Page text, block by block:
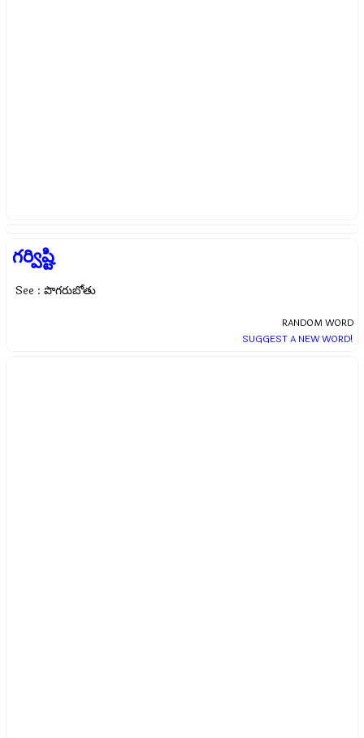
గర్విష్టి
See : పొగరుబోతు
RANDOM WORD
SUGGEST A NEW WORD!